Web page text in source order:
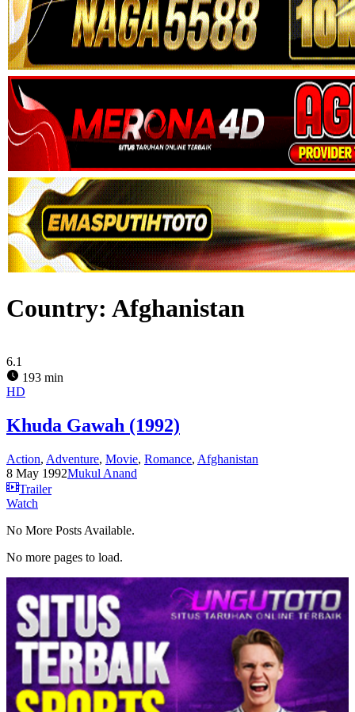
Country: Afghanistan
6.1
193 min
HD
Khuda Gawah (1992)
Action, Adventure, Movie, Romance, Afghanistan
8 May 1992Mukul Anand
Trailer
Watch
No More Posts Available.
No more pages to load.